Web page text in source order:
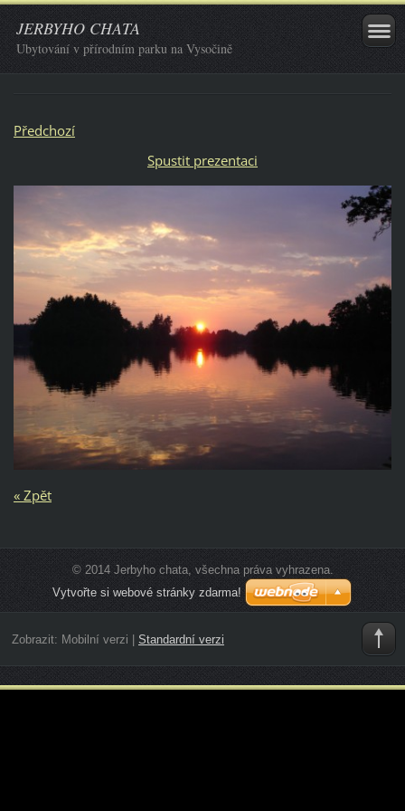
JERBYHO CHATA
Ubytování v přírodním parku na Vysočině
Předchozí
Spustit prezentaci
« Zpět
© 2014 Jerbyho chata, všechna práva vyhrazena.
Vytvořte si webové stránky zdarma!
Zobrazit: Mobilní verzi Standardní verzi